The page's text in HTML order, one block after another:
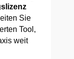
Sie
Tool,
weit